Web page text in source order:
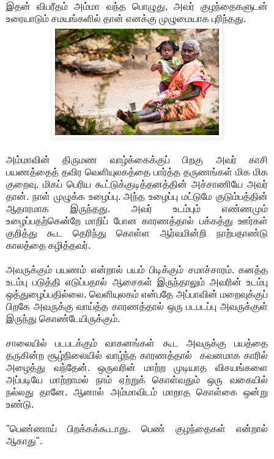
இதன் விபரீதம் அம்மா வந்த பொழுது, அவர் குழந்தைகளுடன்
உரையாடும் சமயங்களில் தான் எனக்கு முழுமையாக புரிந்தது.
அம்மாவின் திருமண வாழ்க்கைக்குப் பிறகு அவர் காசி
பயணத்தைத் தவிர வெளியுலகத்தை பார்த்த தருணங்கள் மிக மிக
குறைவு. மிகப் பெரிய கூட்டுக்குடித்தனத்தின் அச்சாணியே அவர்
தான். நாள் முழுக்க உழைப்பு. அந்த உழைப்பு மட்டுமே குடும்பத்தின்
ஆதாரமாக இருந்தது. அவர் உடம்பும் எண்ணமும்
உழைப்பதற்கென்றே மாறிப் போன காரணத்தால் பக்கத்து ஊர்கள்
குறித்து கூட தெரிந்து கொள்ள ஆர்வமின்றி நாற்பதாண்டு
காலத்தை கழித்தவர்.
அவருக்கும் பயணம் என்றால் பயம் பிடிக்கும் சமாச்சாரம். கனத்த
உடம்பு படுத்தி எடுப்பதால் ஆசைகள் இருந்தாலும் அவரின் உடம்பு
ஒத்துழைப்பதில்லை. வெளியுலகம் என்பதே அப்பாவின் மறைவுக்குப்
பிறகே அவருக்கு வாய்த்த காரணத்தால் ஒரு படபடப்பு அவருக்குள்
இருந்து கொண்டேயிருக்கும்.
சாலையில் படபடக்கும் வாகனங்கள் கூட அவருக்கு பயத்தை
தருகின்ற சூழ்நிலையில் வாழ்ந்த காரணத்தால் கவனமாக காரில்
அழைத்து வந்தேன். ஒருவரின் மாற்ற முடியாத விசயங்களை
அப்படியே மாற்றாமல் நாம் ஏற்றுக் கொள்வதும் ஒரு வகையில்
நல்லது தானே. ஆனால் அம்மாவிடம் மாறாத கொள்கை ஒன்று
உண்டு.
"பெண்ணாய் பிறக்கக்கூடாது. பெண் குழந்தைகள் என்றால்
ஆகாது".